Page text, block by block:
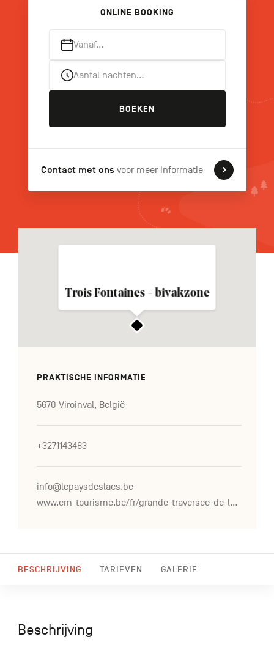
secondaire
ONLINE BOOKING
Vanaf…
Aantal nachten…
BOEKEN
Contact met ons voor meer informatie
BESCHRIJVING TARIEVEN GALERIE
Trois Fontaines - bivakzone
PRAKTISCHE INFORMATIE
5670 Viroinval, België
+3271143483
info@lepaysdeslacs.be
www.cm-tourisme.be/fr/grande-traversee-de-la-foret-du-pays-de-chimay
Beschrijving